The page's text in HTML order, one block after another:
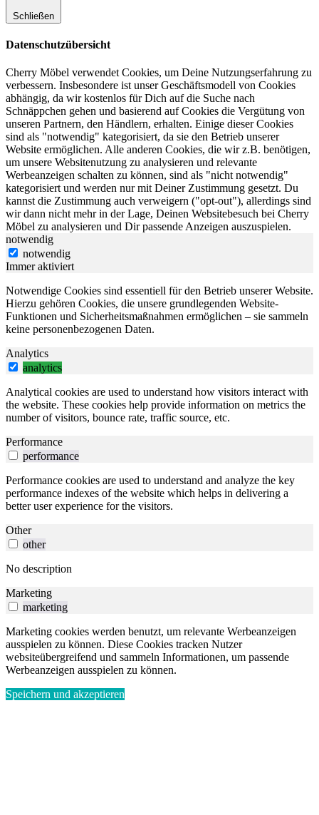
Schließen
Datenschutzübersicht
Cherry Möbel verwendet Cookies, um Deine Nutzungserfahrung zu
verbessern. Insbesondere ist unser Geschäftsmodell von Cookies
abhängig, da wir kostenlos für Dich auf die Suche nach
Schnäppchen gehen und basierend auf Cookies die Vergütung von
unseren Partnern, den Händlern, erhalten. Einige dieser Cookies
sind als "notwendig" kategorisiert, da sie den Betrieb unserer
Website ermöglichen. Alle anderen Cookies, die wir z.B. benötigen,
um unsere Websitenutzung zu analysieren und relevante
Werbeanzeigen schalten zu können, sind als "nicht notwendig"
kategorisiert und werden nur mit Deiner Zustimmung gesetzt. Du
kannst die Zustimmung auch verweigern ("opt-out"), allerdings sind
wir dann nicht mehr in der Lage, Deinen Websitebesuch bei Cherry
Möbel zu analysieren und Dir passende Anzeigen auszuspielen.
notwendig
notwendig
Immer aktiviert
Notwendige Cookies sind essentiell für den Betrieb unserer Website.
Hierzu gehören Cookies, die unsere grundlegenden Website-
Funktionen und Sicherheitsmaßnahmen ermöglichen – sie sammeln
keine personenbezogenen Daten.
Analytics
analytics
Analytical cookies are used to understand how visitors interact with
the website. These cookies help provide information on metrics the
number of visitors, bounce rate, traffic source, etc.
Performance
performance
Performance cookies are used to understand and analyze the key
performance indexes of the website which helps in delivering a
better user experience for the visitors.
Other
other
No description
Marketing
marketing
Marketing cookies werden benutzt, um relevante Werbeanzeigen
ausspielen zu können. Diese Cookies tracken Nutzer
websiteübergreifend und sammeln Informationen, um passende
Werbeanzeigen ausspielen zu können.
Speichern und akzeptieren